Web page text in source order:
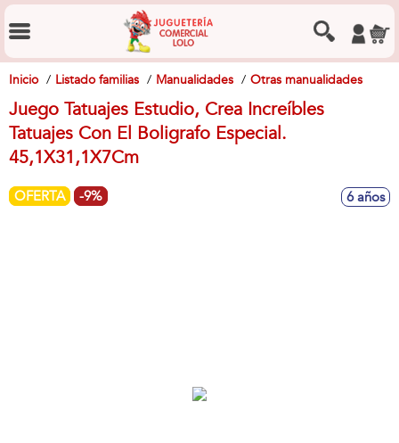
Inicio Listado familias Manualidades Otras manualidades
Juego Tatuajes Estudio, Crea Increíbles
Tatuajes Con El Boligrafo Especial.
45,1X31,1X7Cm
OFERTA -9% 6 años